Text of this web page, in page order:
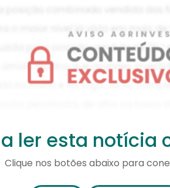
ler esta notícia
Clique nos botões abaixo para